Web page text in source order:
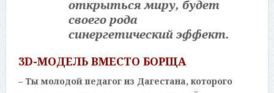
открыться миру, будет
своего рода
синергетический эффект.
3D-МОДЕЛЬ ВМЕСТО БОРЩА
– Ты молодой педагог из Дагестана, которого